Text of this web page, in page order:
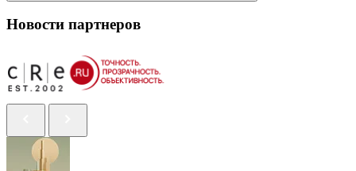
Новости партнеров